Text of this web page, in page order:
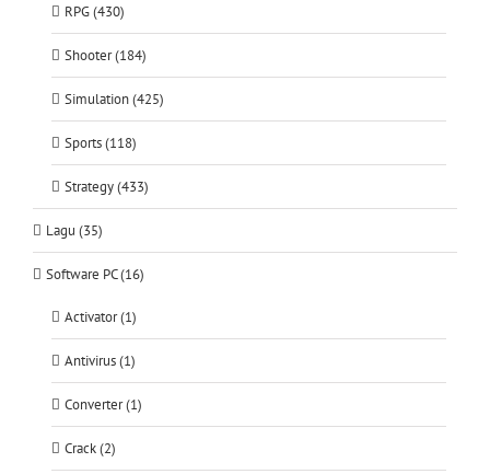
RPG (430)
Shooter (184)
Simulation (425)
Sports (118)
Strategy (433)
Lagu (35)
Software PC (16)
Activator (1)
Antivirus (1)
Converter (1)
Crack (2)